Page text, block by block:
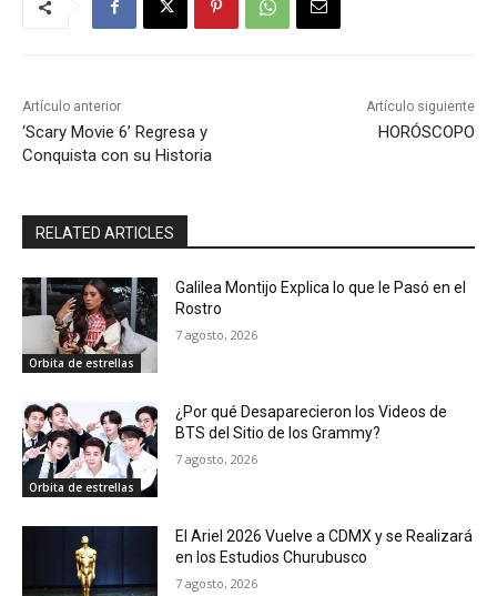
Artículo anterior
‘Scary Movie 6’ Regresa y
Conquista con su Historia
Artículo siguiente
HORÓSCOPO
RELATED ARTICLES
Orbita de estrellas
Galilea Montijo Explica lo que le Pasó en el
Rostro
7 agosto, 2026
Orbita de estrellas
¿Por qué Desaparecieron los Videos de
BTS del Sitio de los Grammy?
7 agosto, 2026
El Ariel 2026 Vuelve a CDMX y se Realizará
en los Estudios Churubusco
7 agosto, 2026